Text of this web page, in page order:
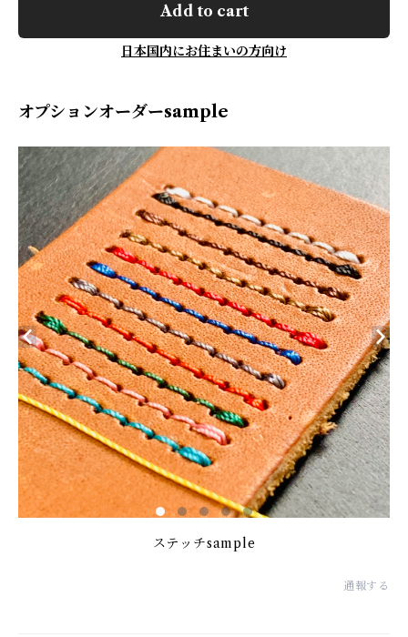
Add to cart
日本国内にお住まいの方向け
オプションオーダーsample
ステッチsample
通報する